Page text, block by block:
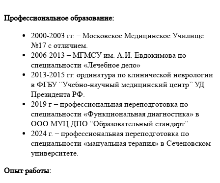
Профессиональное образование:
2000-2003 гг. – Московское Медицинское Училище
№17 с отличием.
2006-2013 – МГМСУ им. А.И. Евдокимова по
специальности «Лечебное дело»
2013-2015 гг. ординатура по клинической неврологии
в ФГБУ “Учебно-научный медицинский центр” УД
Президента РФ.
2019 г – профессиональная переподготовка по
специальности «Функциональная диагностика» в
ООО МУЦ ДПО “Образовательный стандарт”
2024 г. – профессиональная переподготовка по
специальности «мануальная терапия» в Сеченовском
университете.
Опыт работы: